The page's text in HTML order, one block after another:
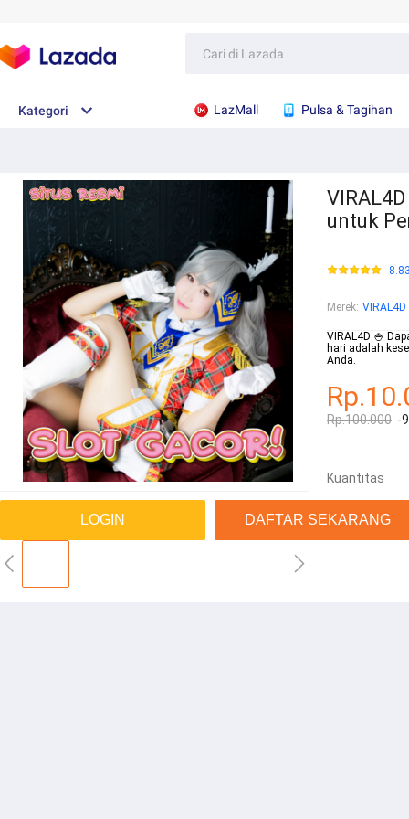
Kategori LazMall Pulsa & Tagihan
LOGIN DAFTAR SEKARANG
untuk
Merek: VIRAL4D
VIRAL4D 🍚
hari adalah
Anda.
Rp.100.000 -
Kuantitas